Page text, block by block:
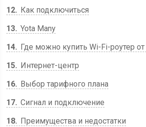
12
Как подключиться
13 Yota Many
14
Где можно купить Wi-Fi-роутер от
15
Интернет-центр
16
Выбор тарифного плана
17 Сигнал и подключение
18
Преимущества и недостатки